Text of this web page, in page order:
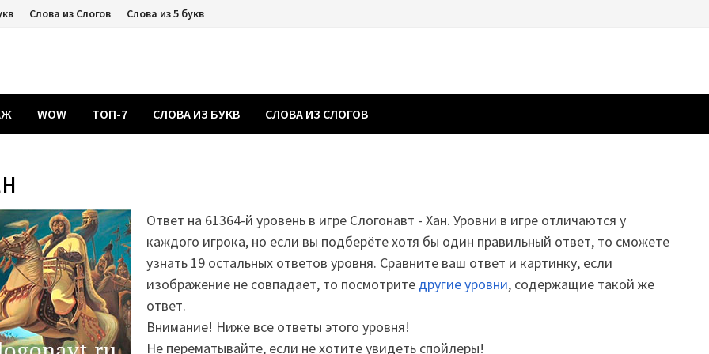
Слова из Слогов Слова из 5 букв
WOW ТОП-7 СЛОВА ИЗ БУКВ СЛОВА ИЗ СЛОГОВ
Ответ на 61364-й уровень в игре Слогонавт - Хан. Уровни в игре отличаются у
каждого игрока, но если вы подберёте хотя бы один правильный ответ, то сможете
узнать 19 остальных ответов уровня. Сравните ваш ответ и картинку, если
изображение не совпадает, то посмотрите другие уровни, содержащие такой же
ответ.
Внимание! Ниже все ответы этого уровня!
Не перематывайте, если не хотите увидеть спойлеры!